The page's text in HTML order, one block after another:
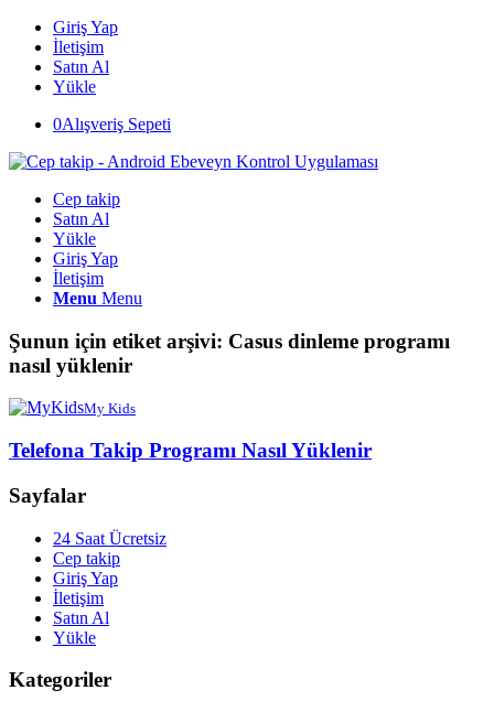
Giriş Yap
İletişim
Satın Al
Yükle
0Alışveriş Sepeti
Cep takip
Satın Al
Yükle
Giriş Yap
İletişim
Menu Menu
Şunun için etiket arşivi: Casus dinleme programı
nasıl yüklenir
My Kids
Telefona Takip Programı Nasıl Yüklenir
Sayfalar
24 Saat Ücretsiz
Cep takip
Giriş Yap
İletişim
Satın Al
Yükle
Kategoriler